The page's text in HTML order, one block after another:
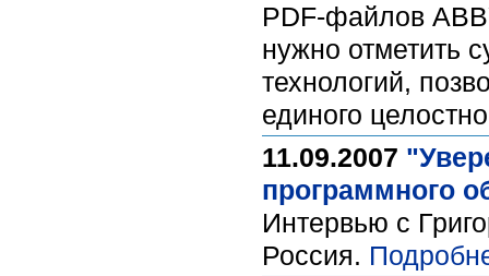
PDF-файлов
нужно отметить
технологий,
единого
11.09.2007
программного
Интервью с
Россия.